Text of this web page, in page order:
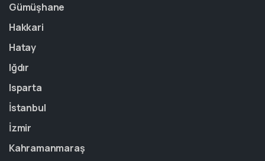
Gümüşhane
Hakkari
Hatay
Iğdır
Isparta
İstanbul
İzmir
Kahramanmaraş